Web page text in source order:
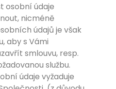
osobní údaje
nicméně
údajů je však
aby s Vámi
smlouvu, resp.
službu.
údaje vyžaduje